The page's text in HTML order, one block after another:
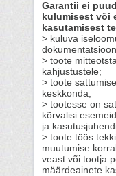
Garantii ei
kulumisest või
kasutamisest
> kuluva
> toote
kahjustustele;
> toote
keskkonda;
> tootesse on
kõrvalisi
ja
> toote töös
muutumise
veast või tootja
määrdeainete